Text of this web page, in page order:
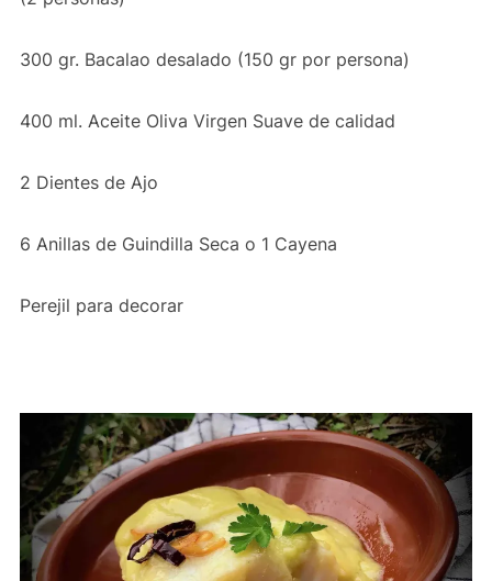
300 gr. Bacalao desalado (150 gr por persona)
400 ml. Aceite Oliva Virgen Suave de calidad
2 Dientes de Ajo
6 Anillas de Guindilla Seca o 1 Cayena
Perejil para decorar